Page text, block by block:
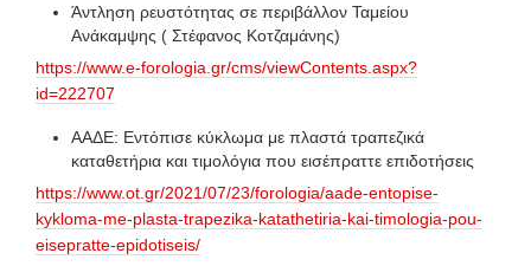
Άντληση ρευστότητας σε περιβάλλον Ταμείου
Ανάκαμψης ( Στέφανος Κοτζαμάνης)
https://www.e-forologia.gr/cms/viewContents.aspx?
id=222707
ΑΑΔΕ: Εντόπισε κύκλωμα με πλαστά τραπεζικά
καταθετήρια και τιμολόγια που εισέπραττε επιδοτήσεις
https://www.ot.gr/2021/07/23/forologia/aade-entopise-
kykloma-me-plasta-trapezika-katathetiria-kai-timologia-pou-
eisepratte-epidotiseis/